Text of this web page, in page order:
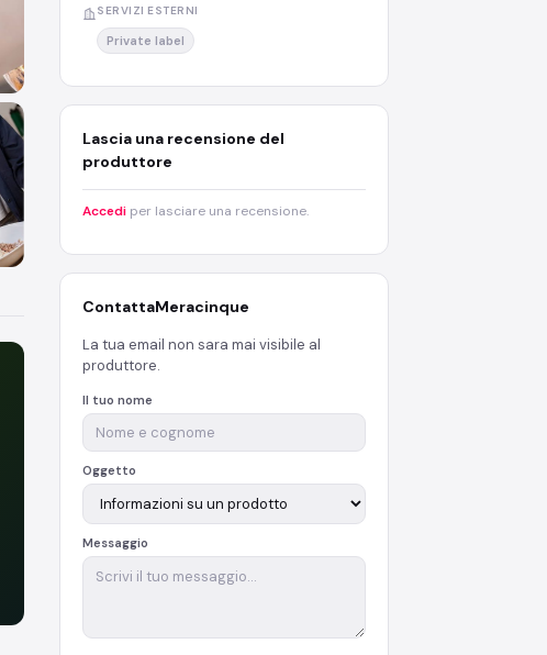
SERVIZI ESTERNI
Private label
Lascia una recensione del
produttore
Accedi per lasciare una recensione.
ContattaMeracinque
La tua email non sara mai visibile al
produttore.
Il tuo nome
Oggetto
Messaggio